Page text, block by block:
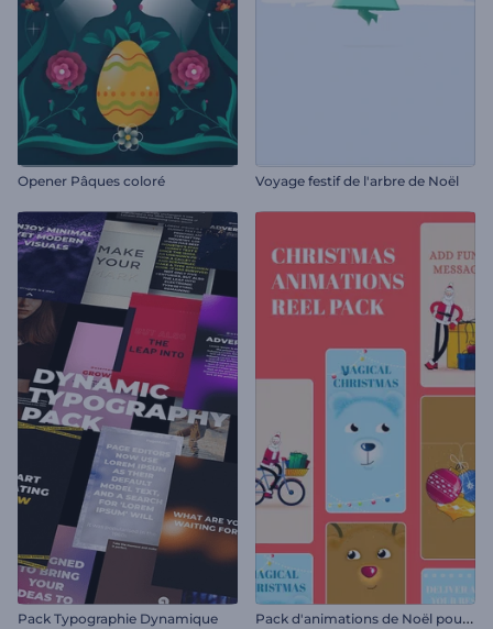
Opener Pâques coloré Voyage festif de l'arbre de Noël
Pack Typographie Dynamique P
ack d'animations de Noël pour Reels